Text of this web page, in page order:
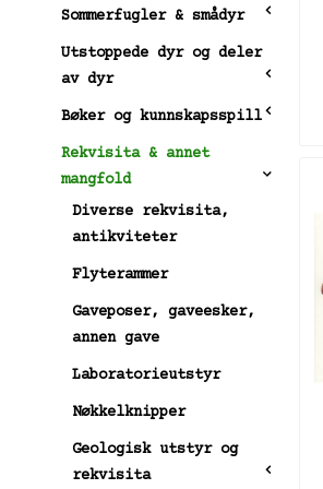
Sommerfugler & smådyr
Utstoppede dyr og deler
av dyr
Bøker og kunnskapsspill
Rekvisita & annet
mangfold
Diverse rekvisita,
antikviteter
Flyterammer
Gaveposer, gaveesker,
annen gave
Laboratorieutstyr
Nøkkelknipper
Geologisk utstyr og
rekvisita